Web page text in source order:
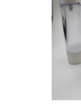
FORDERN